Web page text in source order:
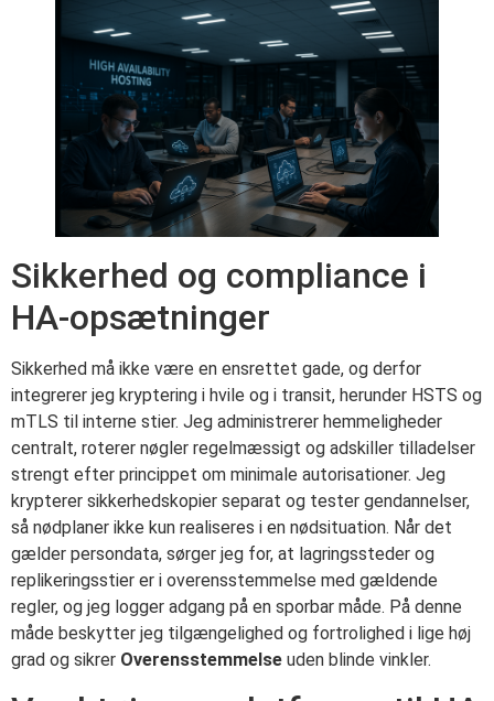
Sikkerhed og compliance i
HA-opsætninger
Sikkerhed må ikke være en ensrettet gade, og derfor
integrerer jeg kryptering i hvile og i transit, herunder HSTS og
mTLS til interne stier. Jeg administrerer hemmeligheder
centralt, roterer nøgler regelmæssigt og adskiller tilladelser
strengt efter princippet om minimale autorisationer. Jeg
krypterer sikkerhedskopier separat og tester gendannelser,
så nødplaner ikke kun realiseres i en nødsituation. Når det
gælder persondata, sørger jeg for, at lagringssteder og
replikeringsstier er i overensstemmelse med gældende
regler, og jeg logger adgang på en sporbar måde. På denne
måde beskytter jeg tilgængelighed og fortrolighed i lige høj
grad og sikrer Overensstemmelse uden blinde vinkler.